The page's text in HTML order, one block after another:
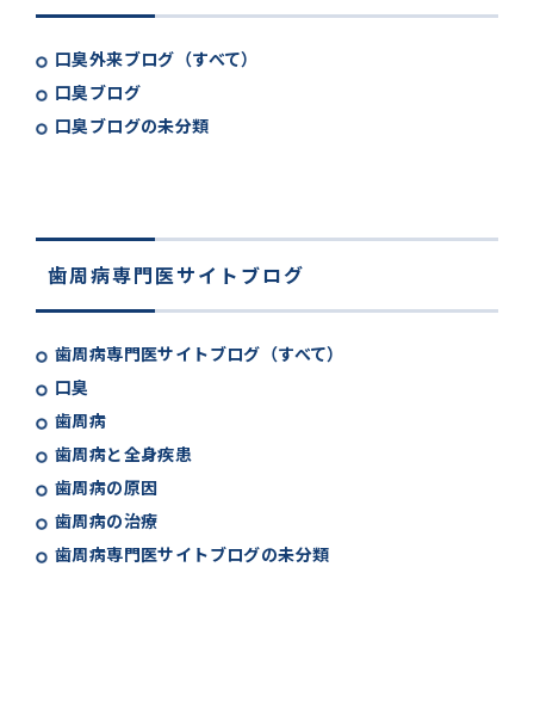
口臭外来ブログ（すべて）
口臭ブログ
口臭ブログの未分類
歯周病専門医サイトブログ
歯周病専門医サイトブログ（すべて）
口臭
歯周病
歯周病と全身疾患
歯周病の原因
歯周病の治療
歯周病専門医サイトブログの未分類